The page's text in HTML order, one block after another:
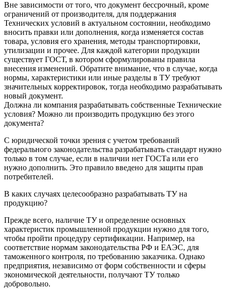
Вне зависимости от того, что документ бессрочный, кроме
ограничений от производителя, для поддержания
Технических условий в актуальном состоянии, необходимо
вносить правки или дополнения, когда изменяется состав
товара, условия его хранения, методы транспортировки,
утилизации и прочее. Для каждой категории продукции
существует ГОСТ, в котором сформулированы правила
внесения изменений. Обратите внимание, что в случае, когда
нормы, характеристики или иные разделы в ТУ требуют
значительных корректировок, тогда необходимо разрабатывать
новый документ.
Должна ли компания разрабатывать собственные Технические
условия? Можно ли производить продукцию без этого
документа?
С юридической точки зрения с учетом требований
федерального законодательства разрабатывать стандарт нужно
только в том случае, если в наличии нет ГОСТа или его
нужно дополнить. Это правило введено для защиты прав
потребителей.
В каких случаях целесообразно разрабатывать ТУ на
продукцию?
Прежде всего, наличие ТУ и определение основных
характеристик промышленной продукции нужно для того,
чтобы пройти процедуру сертификации. Например, на
соответствие нормам законодательства РФ и ЕАЭС, для
таможенного контроля, по требованию заказчика. Однако
предприятия, независимо от форм собственности и сферы
экономической деятельности, получают ТУ только
добровольно.